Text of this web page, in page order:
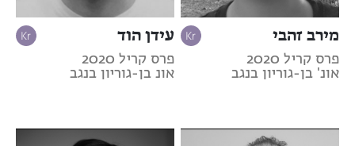
מירב זהבי
פרס קריל 2020
אונ' בן-גוריון בנגב
עידן הוד
פרס קריל 2020
אונ בן-גוריון בנגב